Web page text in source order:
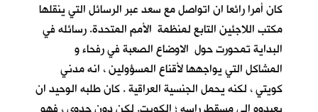
كان أمرا رائعا ان اتواصل مع سعد عبر الرسائل التي ينقلها
مكتب اللاجئين التابع لمنظمة الأمم المتحدة. رسائله في
البداية تمحورت حول الاوضاع الصعبة في رفحاء و
المشاكل التي يواجهها لأقناع المسؤولين ، انه مدني
كويتي ، لكنه يحمل الجنسية العراقية . كان طلبه الوحيد ان